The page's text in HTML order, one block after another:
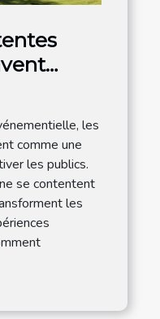
les
comme une
les publics.
se contentent
les